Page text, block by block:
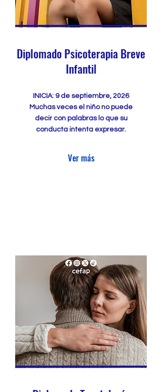
Diplomado Psicoterapia Breve
Infantil
INICIA: 9 de septiembre, 2026
Muchas veces el niño no puede
decir con palabras lo que su
conducta intenta expresar.
Ver más